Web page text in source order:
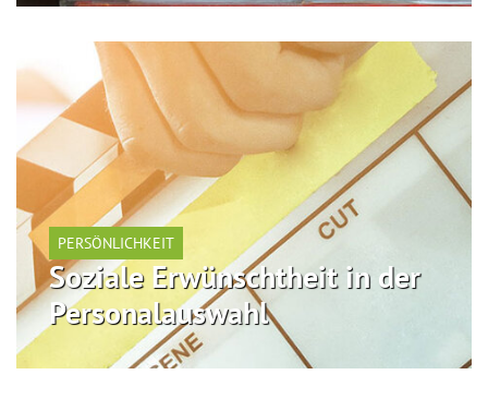
PERSÖNLICHKEIT
Soziale Erwünschtheit in der
Personalauswahl